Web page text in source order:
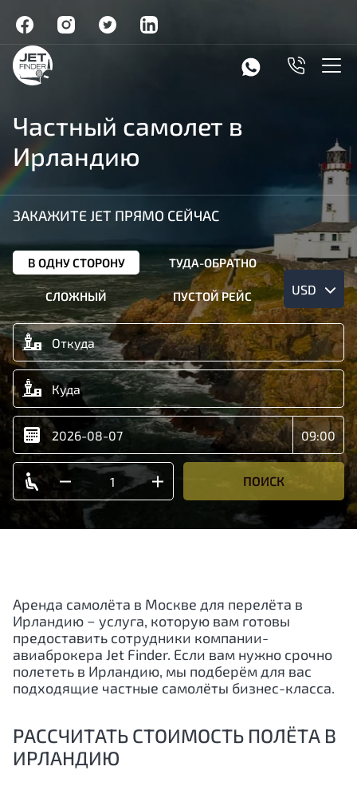
Частный самолет в
Ирландию
ЗАКАЖИТЕ JET ПРЯМО СЕЙЧАС
В ОДНУ СТОРОНУ ТУДА-ОБРАТНО
СЛОЖНЫЙ ПУСТОЙ РЕЙС USD
ПОИСК
Аренда самолёта в Москве для перелёта в
Ирландию − услуга, которую вам готовы
предоставить сотрудники компании-
авиаброкера Jet Finder. Если вам нужно срочно
полететь в Ирландию, мы подберём для вас
подходящие частные самолёты бизнес-класса.
РАССЧИТАТЬ СТОИМОСТЬ ПОЛЁТА В
ИРЛАНДИЮ